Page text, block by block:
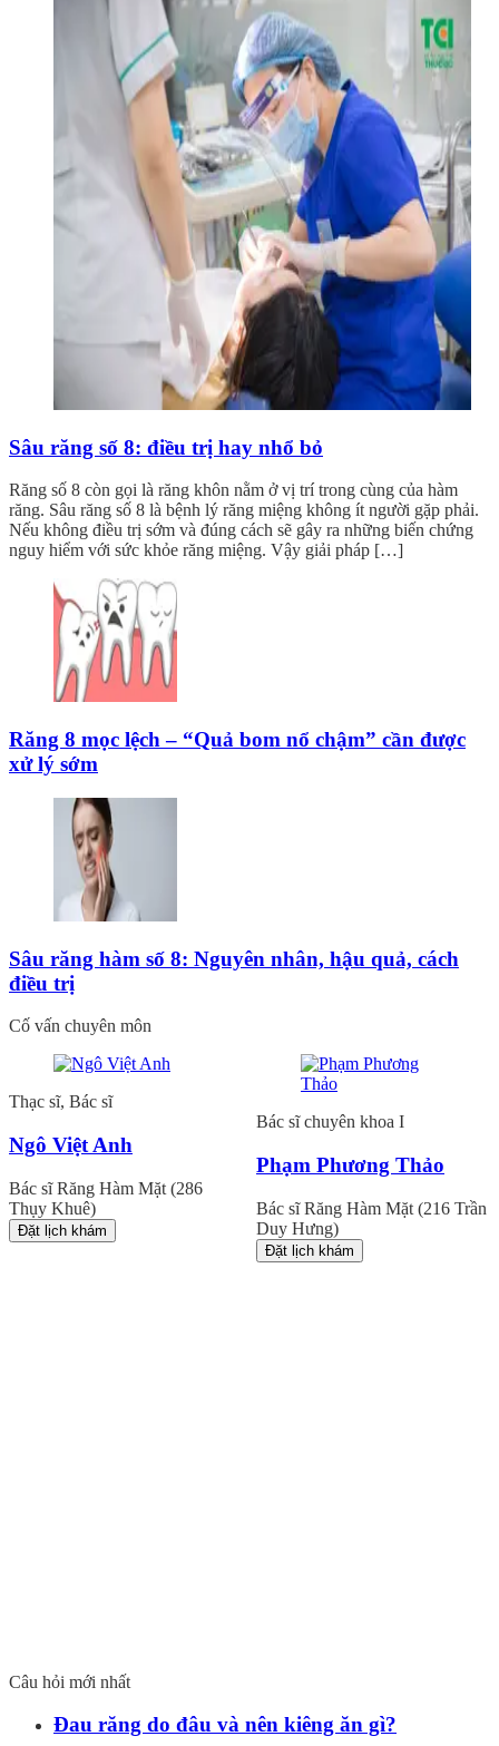
Sâu răng số 8: điều trị hay nhổ bỏ
Răng số 8 còn gọi là răng khôn nằm ở vị trí trong cùng của hàm
răng. Sâu răng số 8 là bệnh lý răng miệng không ít người gặp phải.
Nếu không điều trị sớm và đúng cách sẽ gây ra những biến chứng
nguy hiểm với sức khỏe răng miệng. Vậy giải pháp […]
Răng 8 mọc lệch – “Quả bom nổ chậm” cần được
xử lý sớm
Sâu răng hàm số 8: Nguyên nhân, hậu quả, cách
điều trị
Cố vấn chuyên môn
Thạc sĩ, Bác sĩ
Ngô Việt Anh
Bác sĩ Răng Hàm Mặt (286
Thụy Khuê)
Đặt lịch khám
Bác sĩ chuyên khoa I
Phạm Phương Thảo
Bác sĩ Răng Hàm Mặt (216 Trần
Duy Hưng)
Đặt lịch khám
Câu hỏi mới nhất
Đau răng do đâu và nên kiêng ăn gì?